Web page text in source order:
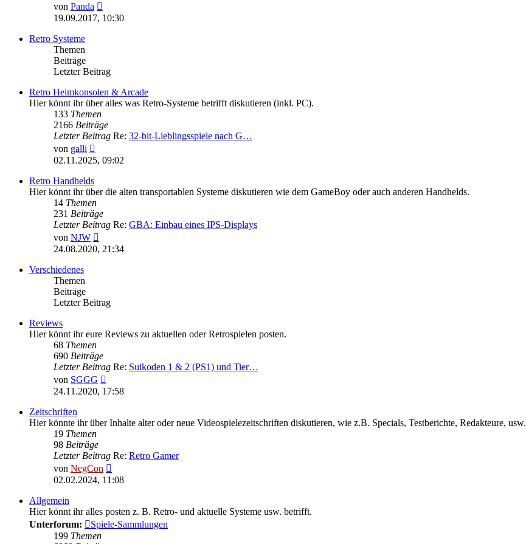
von Panda
Beitrag
19.09.2017, 10:30
Retro Systeme
Themen
Beiträge
Letzter Beitrag
Retro Heimkonsolen & Arcade
Hier könnt ihr über alles was Retro-Systeme betrifft diskutieren (inkl. PC).
133 Themen
2166 Beiträge
Letzter Beitrag Re: 32-bit-Lieblingsspiele nach G…
von galli
Beitrag
02.11.2025, 09:02
Retro Handhelds
Hier könnt ihr über die alten transportablen Systeme diskutieren wie dem GameBoy oder auch anderen Handhelds.
14 Themen
231 Beiträge
Letzter Beitrag Re: GBA: Einbau eines IPS-Displays
von NJW
Beitrag
24.08.2020, 21:34
Verschiedenes
Themen
Beiträge
Letzter Beitrag
Reviews
Hier könnt ihr eure Reviews zu aktuellen oder Retrospielen posten.
68 Themen
690 Beiträge
Letzter Beitrag Re: Suikoden 1 & 2 (PS1) und Tier…
von SGGG
Beitrag
24.11.2020, 17:58
Zeitschriften
Hier könnte ihr über Inhalte alter oder neue Videospielezeitschriften diskutieren, wie z.B. Specials, Testberichte, Redakteure, usw.
19 Themen
98 Beiträge
Letzter Beitrag Re: Retro Gamer
von NegCon
Beitrag
02.02.2024, 11:08
Allgemein
Hier könnt ihr alles posten z. B. Retro- und aktuelle Systeme usw. betrifft.
Unterforum:
Spiele-Sammlungen
199 Themen